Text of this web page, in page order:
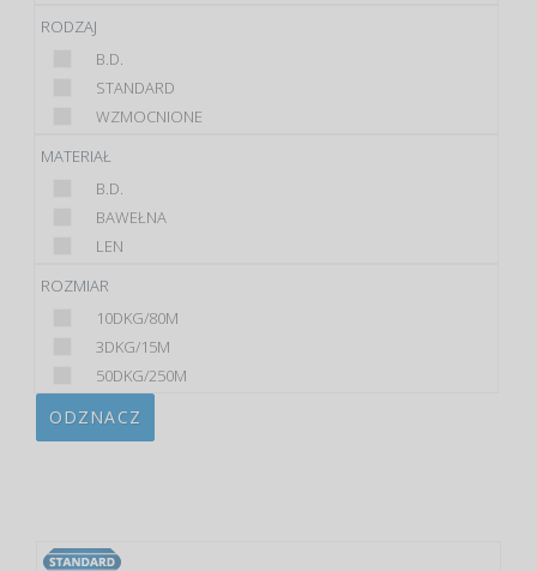
RODZAJ
B.D.
STANDARD
WZMOCNIONE
MATERIAŁ
B.D.
BAWEŁNA
LEN
ROZMIAR
10DKG/80M
3DKG/15M
50DKG/250M
ODZNACZ
wcześniejsza zgoda której udzieliliście podczas zakładania
dowolnym momencie wycofać.